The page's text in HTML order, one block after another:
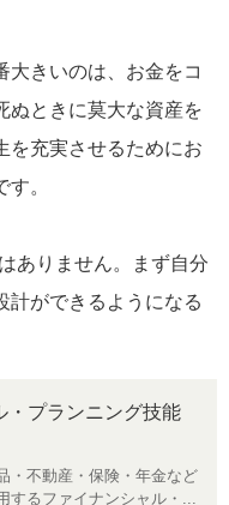
大きいのは、お金をコ
ぬときに莫大な資産を
を充実させるためにお
。
ありません。まず自分
計ができるようになる
・プランニング技能
・不動産・保険・年金など
するファイナンシャル・...